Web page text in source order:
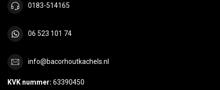
0183-514165
06 523 101 74
info@bacorhoutkachels.nl
KVK nummer: 63390450